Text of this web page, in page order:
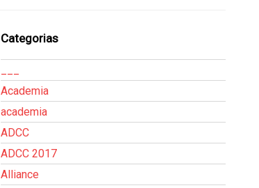
Categorias
Academia
academia
ADCC
ADCC 2017
Alliance